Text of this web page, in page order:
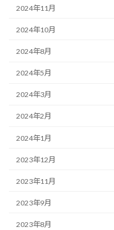
2024年11月
2024年10月
2024年8月
2024年5月
2024年3月
2024年2月
2024年1月
2023年12月
2023年11月
2023年9月
2023年8月